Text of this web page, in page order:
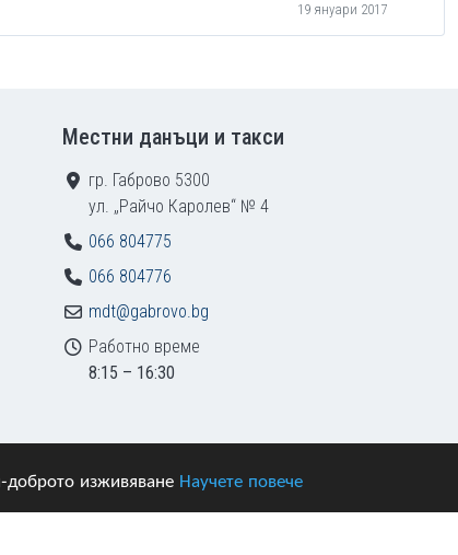
доброто изживяване Научете повече
19 януари 2017
Местни данъци и такси
гр. Габрово 5300
ул. „Райчо Каролев“ № 4
066 804775
066 804776
mdt@gabrovo.bg
Работно време
8:15 – 16:30